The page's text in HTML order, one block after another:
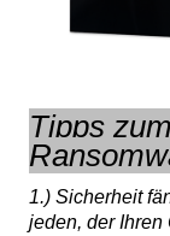
Tipps
1.) Sicherheit
jeden, der Ihren